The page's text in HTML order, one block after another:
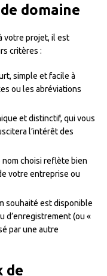
domaine
votre projet, il est
critères :
simple et facile à
ou les abréviations
et distinctif, qui vous
l’intérêt des
choisi reflète bien
votre entreprise ou
souhaité est disponible
d’enregistrement (ou «
par une autre
de